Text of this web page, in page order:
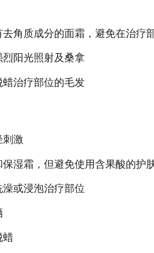
角质成分的面霜，避免在治疗
阳光照射及桑拿
治疗部位的毛发
激
湿霜，但避免使用含果酸的护
或浸泡治疗部位
蜡